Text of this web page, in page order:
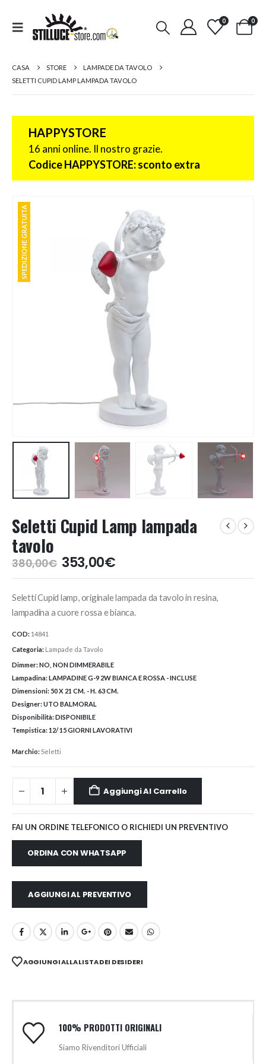
0 0
CASA STORE
LAMPADE DA TAVOLO
SELETTI CUPID LAMP LAMPADA TAVOLO
HAPPYSTORE
16 anni online. Il nostro grazie.
Codice HAPPYSTORE: sconto extra
SPEDIZIONE GRATUITA
SPEDIZIONE GRATUITA
Seletti Cupid Lamp lampada
tavolo
380,00€ Il
prezzo
era:
380,00€.
353,00€Il
prezzo
è:
353,00€.
Seletti Cupid lamp, originale lampada da tavolo in resina,
lampadina a cuore rossa e bianca.
COD: 14841
Categoria: Lampade da Tavolo
Dimmer:NO, NON DIMMERABILE
Lampadina:LAMPADINE G-9 2W BIANCA E ROSSA - INCLUSE
Dimensioni: 50 X 21 CM. - H. 63 CM.
Designer:UTO BALMORAL
Disponibilità:DISPONIBILE
Tempistica:12/ 15 GIORNI LAVORATIVI
Marchio: Seletti
Aggiungi Al Carrello
FAI UN ORDINE TELEFONICO O RICHIEDI UN PREVENTIVO
ORDINA CON WHATSAPP
AGGIUNGI AL PREVENTIVO
AGGIUNGI ALLA LISTA DEI DESIDERI
100% PRODOTTI ORIGINALI
Siamo Rivenditori Ufficiali